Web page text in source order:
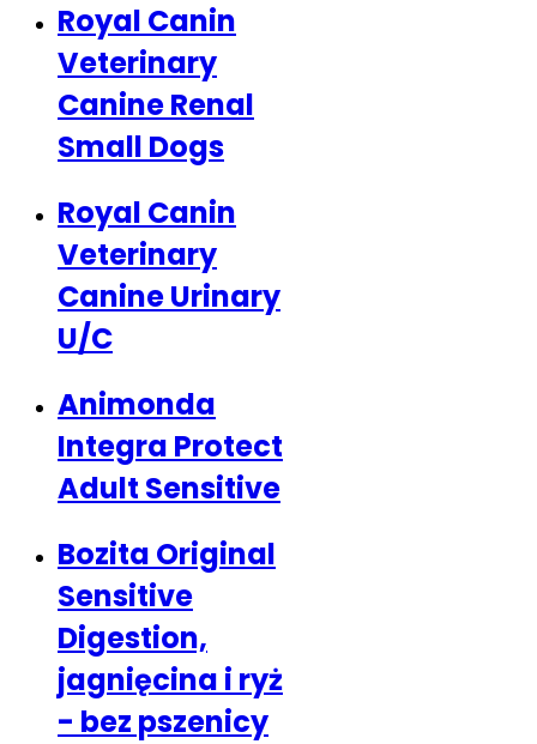
Royal Canin
Veterinary
Canine Renal
Small Dogs
Royal Canin
Veterinary
Canine Urinary
U/C
Animonda
Integra Protect
Adult Sensitive
Bozita Original
Sensitive
Digestion,
jagnięcina i ryż
- bez pszenicy